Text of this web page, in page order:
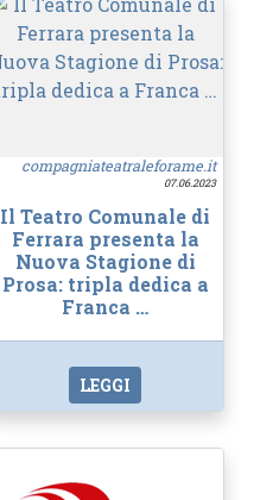
compagniateatraleforame.it
07.06.2023
Il Teatro Comunale di
Ferrara presenta la
Nuova Stagione di
Prosa: tripla dedica a
Franca …
LEGGI